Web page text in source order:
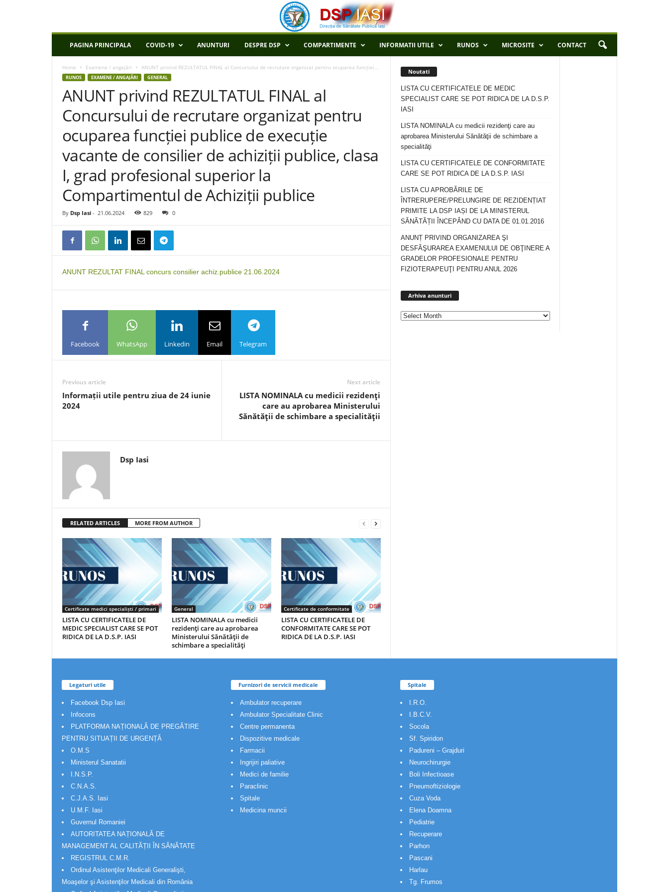
P
PAGINA PRINCIPALA COVID-19 ANUNTURI DESPRE DSP COMPARTIMENTE INFORMATII UTILE RUNOS MICROSITE CONTACT
Home Examene / angajări ANUNT privind REZULTATUL FINAL al Concursului de recrutare organizat pentru ocuparea funcției...
RUNOS EXAMENE / ANGAJĂRI GENERAL
ANUNT privind REZULTATUL FINAL al
Concursului de recrutare organizat pentru
ocuparea funcției publice de execuție
vacante de consilier de achiziții publice, clasa
I, grad profesional superior la
Compartimentul de Achiziții publice
By Dsp Iasi - 21.06.2024 829 0
ANUNT REZULTAT FINAL concurs consilier achiz.publice 21.06.2024
Facebook WhatsApp Linkedin Email Telegram
Previous article
Informații utile pentru ziua de 24 iunie
2024
Next article
LISTA NOMINALA cu medicii rezidenţi
care au aprobarea Ministerului
Sănătăţii de schimbare a specialităţii
Dsp Iasi
RELATED ARTICLES MORE FROM AUTHOR
Certificate medici specialiști / primari
LISTA CU CERTIFICATELE DE
MEDIC SPECIALIST CARE SE POT
RIDICA DE LA D.S.P. IASI
General
LISTA NOMINALA cu medicii
rezidenţi care au aprobarea
Ministerului Sănătăţii de
schimbare a specialităţi
Certificate de conformitate
LISTA CU CERTIFICATELE DE
CONFORMITATE CARE SE POT
RIDICA DE LA D.S.P. IASI
Noutati
LISTA CU CERTIFICATELE DE MEDIC
SPECIALIST CARE SE POT RIDICA DE LA D.S.P.
IASI
LISTA NOMINALA cu medicii rezidenţi care au
aprobarea Ministerului Sănătăţii de schimbare a
specialităţi
LISTA CU CERTIFICATELE DE CONFORMITATE
CARE SE POT RIDICA DE LA D.S.P. IASI
LISTA CU APROBĂRILE DE
ÎNTRERUPERE/PRELUNGIRE DE REZIDENȚIAT
PRIMITE LA DSP IAȘI DE LA MINISTERUL
SĂNĂTĂȚII ÎNCEPÂND CU DATA DE 01.01.2016
ANUNȚ PRIVIND ORGANIZAREA ŞI
DESFĂŞURAREA EXAMENULUI DE OBŢINERE A
GRADELOR PROFESIONALE PENTRU
FIZIOTERAPEUŢI PENTRU ANUL 2026
Arhiva anunturi
Legaturi utile
Facebook Dsp Iasi
Infocons
PLATFORMA NAȚIONALĂ DE PREGĂTIRE
PENTRU SITUAȚII DE URGENȚĂ
O.M.S
Ministerul Sanatatii
I.N.S.P.
C.N.A.S.
C.J.A.S. Iasi
U.M.F. Iasi
Guvernul Romaniei
AUTORITATEA NAȚIONALĂ DE
MANAGEMENT AL CALITĂȚII ÎN SĂNĂTATE
REGISTRUL C.M.R.
Ordinul Asistenţilor Medicali Generalişti,
Moaşelor şi Asistenţilor Medicali din România
Furnizori de servicii medicale
Ambulator recuperare
Ambulator Specialitate Clinic
Centre permanenta
Dispozitive medicale
Farmacii
Ingrijiri paliative
Medici de familie
Paraclinic
Spitale
Medicina muncii
Spitale
I.R.O.
I.B.C.V.
Socola
Sf. Spiridon
Padureni – Grajduri
Neurochirurgie
Boli Infectioase
Pneumoftiziologie
Cuza Voda
Elena Doamna
Pediatrie
Recuperare
Parhon
Pascani
Harlau
Tg. Frumos